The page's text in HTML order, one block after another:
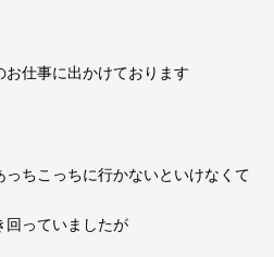
仕事に出かけております
ちこっちに行かないといけなくて
回っていましたが